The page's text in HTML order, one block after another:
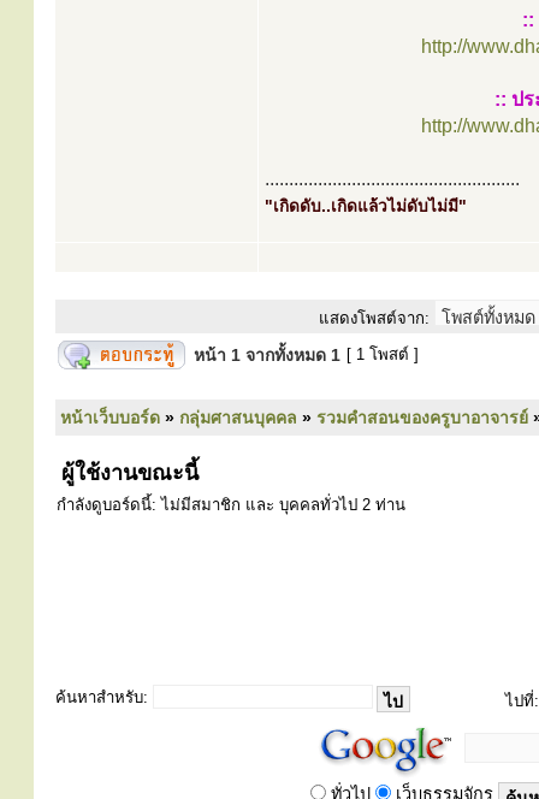
::
http://
:: ป
http://
.....................................................
"เกิดดับ..เกิดแล้วไม่ดับไม่มี"
แสดงโพสต์จาก:
หน้า 1 จากทั้งหมด 1 [ 1 โพสต์ ]
หน้าเว็บบอร์ด » กลุ่มศาสนบุคคล » รวมคำสอนของครูบาอาจารย์
ผู้ใช้งานขณะนี้
กำลังดูบอร์ดนี้: ไม่มีสมาชิก และ บุคคลทั่วไป 2 ท่าน
ค้นหาสำหรับ: ไปที่:
ทั่วไป เว็บธรรมจักร